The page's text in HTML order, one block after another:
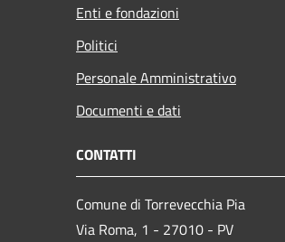
Enti e fondazioni
Politici
Personale Amministrativo
Documenti e dati
CONTATTI
Comune di Torrevecchia Pia
Via Roma, 1 - 27010 - PV